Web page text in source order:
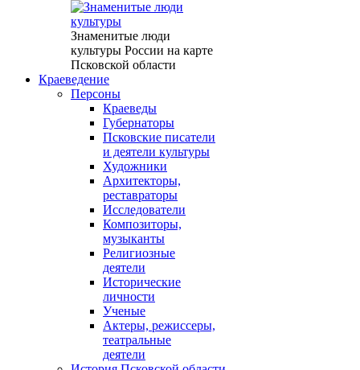
Знаменитые люди
культуры России на карте
Псковской области
Краеведение
Персоны
Краеведы
Губернаторы
Псковские писатели
и деятели культуры
Художники
Архитекторы,
реставраторы
Исследователи
Композиторы,
музыканты
Религиозные
деятели
Исторические
личности
Ученые
Актеры, режиссеры,
театральные
деятели